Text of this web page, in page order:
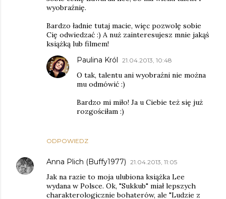
wyobraźnię.
Bardzo ładnie tutaj macie, więc pozwolę sobie
Cię odwiedzać :) A nuż zainteresujesz mnie jakąś
książką lub filmem!
ODPOWIEDZ
Paulina Król 21.04.2013, 10:48
O tak, talentu ani wyobraźni nie można
mu odmówić :)
Bardzo mi miło! Ja u Ciebie też się już
rozgościłam :)
Anna Plich (Buffy1977) 21.04.2013, 11:05
Jak na razie to moja ulubiona książka Lee
wydana w Polsce. Ok, "Sukkub" miał lepszych
charakterologicznie bohaterów, ale "Ludzie z